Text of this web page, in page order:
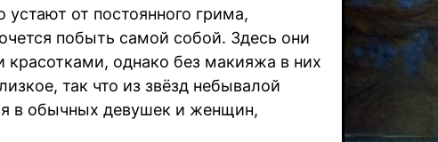
от постоянного грима,
побыть самой собой. Здесь они
однако без макияжа в них
так что из звёзд небывалой
в обычных девушек и женщин,